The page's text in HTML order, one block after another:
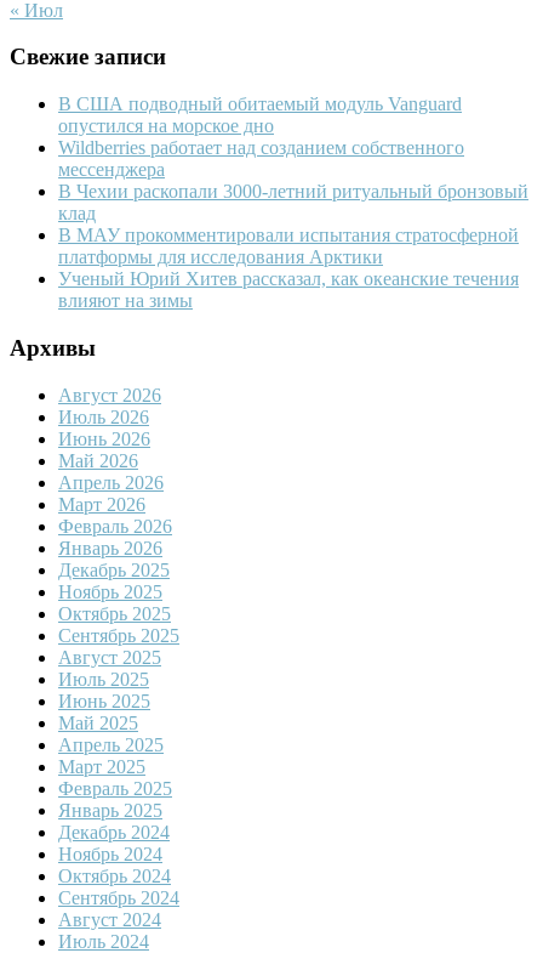
« Июл
Свежие записи
В США подводный обитаемый модуль Vanguard
опустился на морское дно
Wildberries работает над созданием собственного
мессенджера
В Чехии раскопали 3000-летний ритуальный бронзовый
клад
В МАУ прокомментировали испытания стратосферной
платформы для исследования Арктики
Ученый Юрий Хитев рассказал, как океанские течения
влияют на зимы
Архивы
Август 2026
Июль 2026
Июнь 2026
Май 2026
Апрель 2026
Март 2026
Февраль 2026
Январь 2026
Декабрь 2025
Ноябрь 2025
Октябрь 2025
Сентябрь 2025
Август 2025
Июль 2025
Июнь 2025
Май 2025
Апрель 2025
Март 2025
Февраль 2025
Январь 2025
Декабрь 2024
Ноябрь 2024
Октябрь 2024
Сентябрь 2024
Август 2024
Июль 2024